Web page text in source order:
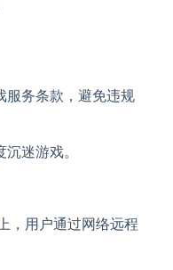
服务条款，避免违规
迷游戏。
，用户通过网络远程